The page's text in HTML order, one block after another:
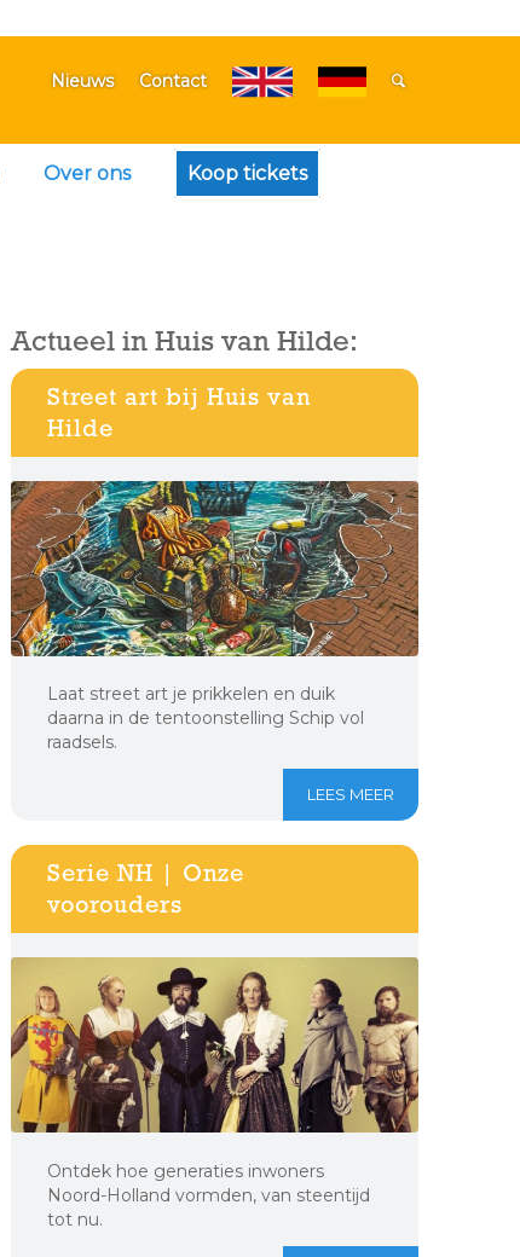
Nieuws Contact
Over ons Koop tickets
Actueel in Huis van Hilde:
Street art bij Huis van
Hilde
Laat street art je prikkelen en duik
daarna in de tentoonstelling Schip vol
raadsels.
LEES MEER
Serie NH | Onze
voorouders
Ontdek hoe generaties inwoners
Noord-Holland vormden, van steentijd
tot nu.